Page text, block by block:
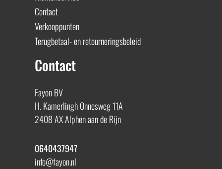
Contact
Verkooppunten
Terugbetaal- en retourneringsbeleid
Contact
Fayon BV
H. Kamerlingh Onnesweg 11A
2408 AX Alphen aan de Rijn
0640437947
info@fayon.nl